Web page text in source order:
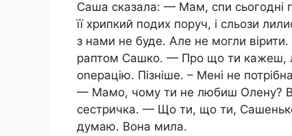
Саша сказала: — Мам, спи сьогодні
її хрипкий подих поpуч, і сльози
з нами не буде. Але не могли
раптом Сашко. — Про що ти кажеш,
оnеpацію. Пізніше. – Мені не
— Мамо, чому ти не любиш Олену?
сестричка. — Що ти, що ти,
думаю. Вона мила.